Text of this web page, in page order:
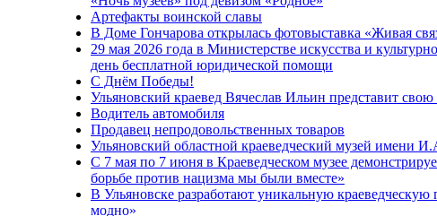
Артефакты воинской славы
В Доме Гончарова открылась фотовыставка «Живая
29 мая 2026 года в Министерстве искусства и
день бесплатной юридической помощи
С Днём Победы!
Ульяновский краевед Вячеслав Ильин представит
Водитель автомобиля
Продавец непродовольственных товаров
Ульяновский областной краеведческий музей имени
С 7 мая по 7 июня в Краеведческом музее
борьбе против нацизма мы были вместе»
В Ульяновске разработают уникальную
модно»